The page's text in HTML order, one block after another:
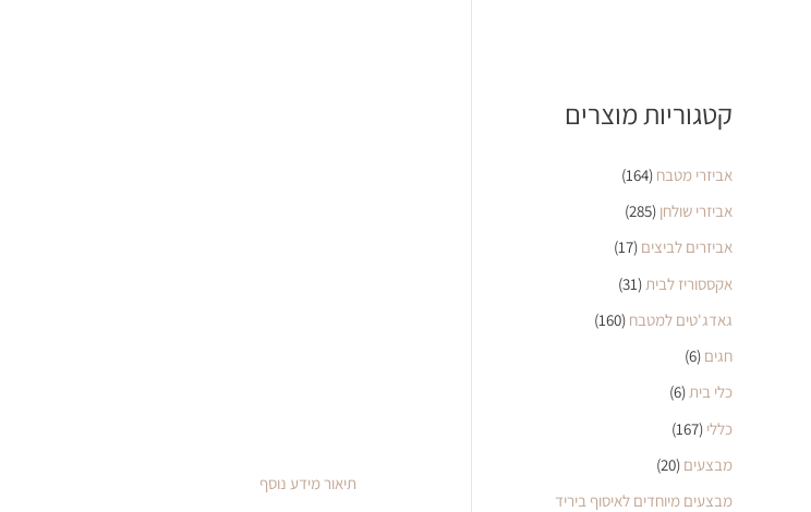
קטגוריות מוצרים
אביזרי מטבח (164)
אביזרי שולחן (285)
אביזרים לביצים (17)
אקססוריז לבית (31)
גאדג'טים למטבח (160)
חגים (6)
כלי בית(6)
כללי (167)
מבצעים (20)
מבצעים מיוחדים לאיסוף ביריד
תיאורמידע נוסף